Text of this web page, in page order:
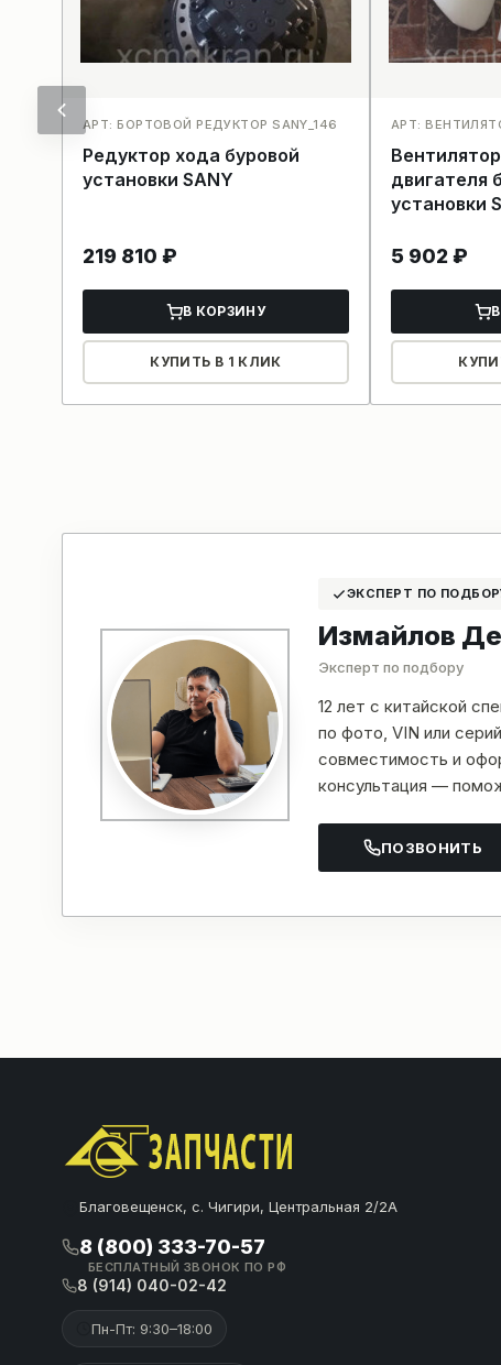
АРТ: БОРТОВОЙ РЕДУКТОР SANY_146
Редуктор хода буровой
установки SANY
219 810 ₽
В КОРЗИНУ
КУПИТЬ В 1 КЛИК
АРТ:
двигателя
установки
5 902₽
ЭКСПЕРТ ПО
Измайлов
Эксперт по подбору
12 лет с китайской
по фото, VIN или
совместимость и
консультация —
ПОЗВОНИТЬ
Благовещенск, с. Чигири, Центральная 2/2А
8 (800) 333-70-57
БЕСПЛАТНЫЙ ЗВОНОК ПО РФ
8 (914) 040-02-42
Пн-Пт: 9:30–18:00